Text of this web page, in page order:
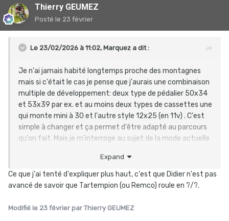
Thierry GEUMEZ
Posté le 23 février
Le 23/02/2026 à 11:02, Marquez a dit :
Je n'ai jamais habité longtemps proche des montagnes
mais si c'était le cas je pense que j'aurais une combinaison
multiple de développement: deux type de pédalier 50x34
et 53x39 par ex. et au moins deux types de cassettes une
qui monte mini à 30 et l'autre style 12x25 (en 11v) . C'est
simple à changer et ça permet d'être adapté au parcours
qu'on fait. Mais je m'interroge au sujet de la mode actuelle
CLM d'Evenepoel n'a t on pas considéré plus interessant
d'augmenter la taille du plateau, cela permettant d'utiliser
des couronnes AR plus grandes pour un rendement
et même 9.....je ne comprends plus grand chose
Expand
Ce que j'ai tenté d'expliquer plus haut, c'est que Didier n'est pas
avancé de savoir que Tartempion (ou Remco) roule en ?/?.
Modifié le 23 février par Thierry GEUMEZ